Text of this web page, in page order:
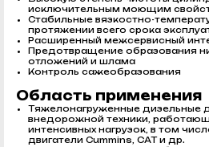
исключительным моющим
Стабильные вязкостно-
протяжении всего срока
Расширенный межсервисный
Предотвращение образования
отложений и шлама
Контроль сажеобразования
Область применения
Тяжелонагруженные дизельные
внедорожной техники,
интенсивных нагрузок, в том
двигатели Cummins, CAT и др.